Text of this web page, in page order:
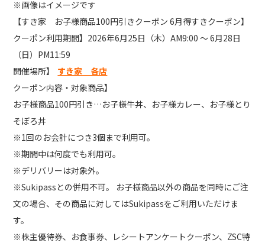
※画像はイメージです
【すき家 お子様商品100円引きクーポン 6月得すきクーポン】
クーポン利用期間】2026年6月25日（木）AM9:00 ～ 6月28日
（日）PM11:59
開催場所】
すき家 各店
クーポン内容・対象商品】
お子様商品100円引き…お子様牛丼、お子様カレー、お子様とり
そぼろ丼
※1回のお会計につき3個まで利用可。
※期間中は何度でも利用可。
※デリバリーは対象外。
※Sukipassとの併用不可。 お子様商品以外の商品を同時にご注
文の場合、その商品に対してはSukipassをご利用いただけま
す。
※株主優待券、お食事券、レシートアンケートクーポン、ZSC特